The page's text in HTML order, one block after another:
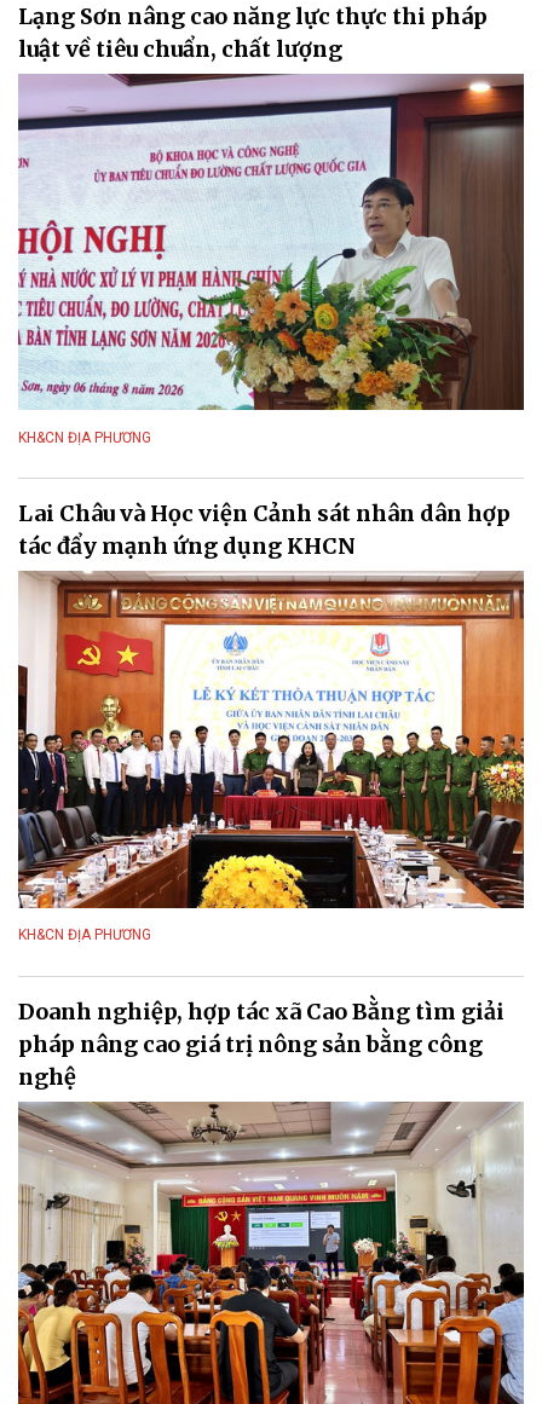
Lạng Sơn nâng cao năng lực thực thi pháp
luật về tiêu chuẩn, chất lượng
KH&CN ĐỊA PHƯƠNG
Lai Châu và Học viện Cảnh sát nhân dân hợp
tác đẩy mạnh ứng dụng KHCN
KH&CN ĐỊA PHƯƠNG
Doanh nghiệp, hợp tác xã Cao Bằng tìm giải
pháp nâng cao giá trị nông sản bằng công
nghệ